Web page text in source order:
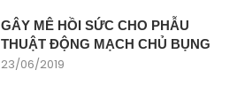
GÂY MÊ HỒI SỨC CHO PHẪU
THUẬT ĐỘNG MẠCH CHỦ BỤNG
23/06/2019